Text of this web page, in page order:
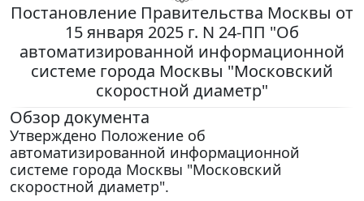
Постановление Правительства Москвы от
15 января 2025 г. N 24-ПП "Об
автоматизированной информационной
системе города Москвы "Московский
скоростной диаметр"
Обзор документа
Утверждено Положение об
автоматизированной информационной
системе города Москвы "Московский
скоростной диаметр".